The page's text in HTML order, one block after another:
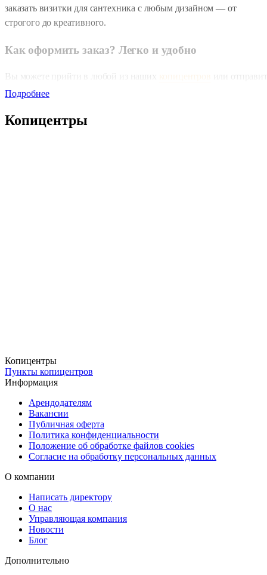
заказать визитки для сантехника с любым дизайном — от
строгого до креативного.
Как оформить заказ? Легко и удобно
Вы можете прийти в любой из наших копицентров
или
заявку дистанционно: через
Оформите заказ через онлайн-калькулятор — и получите 5% от
Подробнее
Копицентры
Копицентры
Пункты копицентров
Информация
Арендодателям
Вакансии
Публичная оферта
Политика конфиденциальности
Положение об обработке файлов cookies
Согласие на обработку персональных данных
О компании
Написать директору
О нас
Управляющая компания
Новости
Блог
Дополнительно